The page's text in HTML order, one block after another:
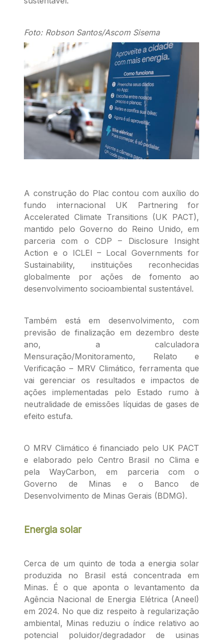
Foto: Robson Santos/Ascom Sisema
A construção do Plac contou com auxílio do
fundo internacional UK Partnering for
Accelerated Climate Transitions (UK PACT),
mantido pelo Governo do Reino Unido, em
parceria com o CDP – Disclosure Insight
Action e o ICLEI – Local Governments for
Sustainability, instituições reconhecidas
globalmente por ações de fomento ao
desenvolvimento socioambiental sustentável.
Também está em desenvolvimento, com
previsão de finalização em dezembro deste
ano, a calculadora
Mensuração/Monitoramento, Relato e
Verificação – MRV Climático, ferramenta que
vai gerenciar os resultados e impactos de
ações implementadas pelo Estado rumo à
neutralidade de emissões líquidas de gases de
efeito estufa.
O MRV Climático é financiado pelo UK PACT
e elaborado pelo Centro Brasil no Clima e
pela WayCarbon, em parceria com o
Governo de Minas e o Banco de
Desenvolvimento de Minas Gerais (BDMG).
Energia solar
Cerca de um quinto de toda a energia solar
produzida no Brasil está concentrada em
Minas. É o que aponta o levantamento da
Agência Nacional de Energia Elétrica (Aneel)
em 2024. No que diz respeito à regularização
ambiental, Minas reduziu o índice relativo ao
potencial poluidor/degradador de usinas